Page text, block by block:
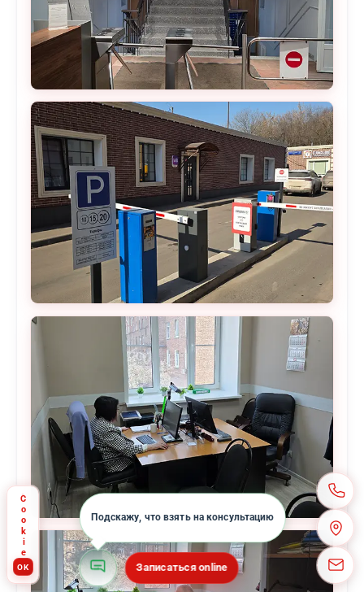
Подскажу, что взять на консультацию
Записаться online
Cookie
OK